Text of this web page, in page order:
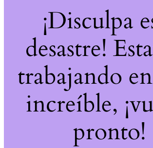
¡Disculpa
desastre!
trabajando
increíble,
pronto!